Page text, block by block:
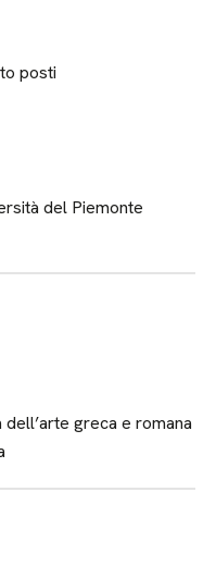
posti
del Piemonte
greca e romana